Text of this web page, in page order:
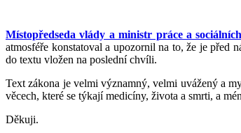
Místopředseda vlády a ministr práce a
atmosféře konstatoval a upozornil na to, že je před
do textu vložen na poslední chvíli.
Text zákona je velmi významný, velmi uvážený a
věcech, které se týkají medicíny, života a smrti, a
Děkuji.